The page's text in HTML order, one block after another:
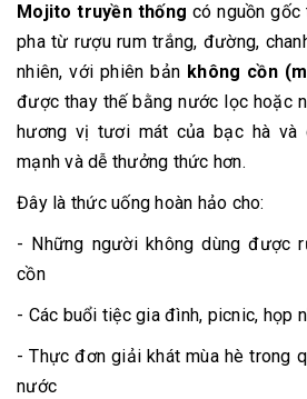
Mojito truyền thống có nguồn
pha từ rượu rum trắng, đường,
nhiên, với phiên bản không cồn
được thay thế bằng nước lọc hoặc
hương vị tươi mát của bạc hà và
mạnh và dễ thưởng thức hơn.
Đây là thức uống hoàn hảo cho:
- Những người không dùng được
cồn
- Các buổi tiệc gia đình, picnic, họp
- Thực đơn giải khát mùa hè trong
nước